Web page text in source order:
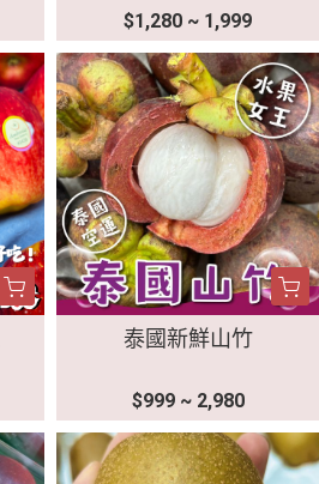
$1,280 ~ 1,999
泰國新鮮山竹
$999 ~ 2,980